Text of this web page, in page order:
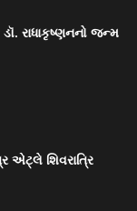
રાધાકૃષ્ણનનો જન્મ
એટ્લે શિવરાત્રિ